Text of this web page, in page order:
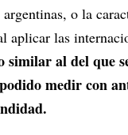
o la
aplicar las
similar al del que
medir con